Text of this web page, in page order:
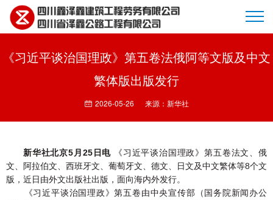
首页
新闻动态
《习近平谈治国理政》第五卷法俄阿等文版及中文
繁体版出版发行
2026-05-26 来源：新华社
新华社北京5月25日电 《习近平谈治国理政》第五卷法文、俄
文、阿拉伯文、西班牙文、葡萄牙文、德文、日文及中文繁体等8个文
版，近日由外文出版社出版，面向海内外发行。
《习近平谈治国理政》第五卷由中央宣传部（国务院新闻办公